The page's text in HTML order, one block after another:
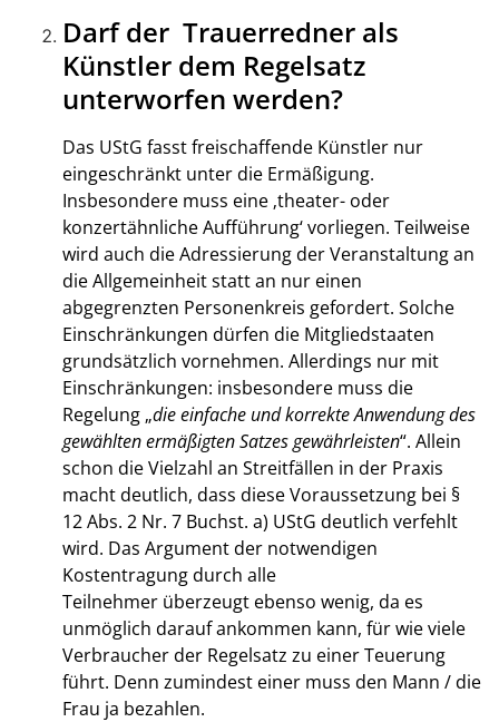
Darf der Trauerredner als
Künstler dem Regelsatz
unterworfen werden?
Das UStG fasst freischaffende Künstler nur
eingeschränkt unter die Ermäßigung.
Insbesondere muss eine ‚theater- oder
konzertähnliche Aufführung‘ vorliegen. Teilweise
wird auch die Adressierung der Veranstaltung an
die Allgemeinheit statt an nur einen
abgegrenzten Personenkreis gefordert. Solche
Einschränkungen dürfen die Mitgliedstaaten
grundsätzlich vornehmen. Allerdings nur mit
Einschränkungen: insbesondere muss die
Regelung „die einfache und korrekte Anwendung des
gewählten ermäßigten Satzes gewährleisten“. Allein
schon die Vielzahl an Streitfällen in der Praxis
macht deutlich, dass diese Voraussetzung bei §
12 Abs. 2 Nr. 7 Buchst. a) UStG deutlich verfehlt
wird. Das Argument der notwendigen
Kostentragung durch alle
Teilnehmer überzeugt ebenso wenig, da es
unmöglich darauf ankommen kann, für wie viele
Verbraucher der Regelsatz zu einer Teuerung
führt. Denn zumindest einer muss den Mann / die
Frau ja bezahlen.